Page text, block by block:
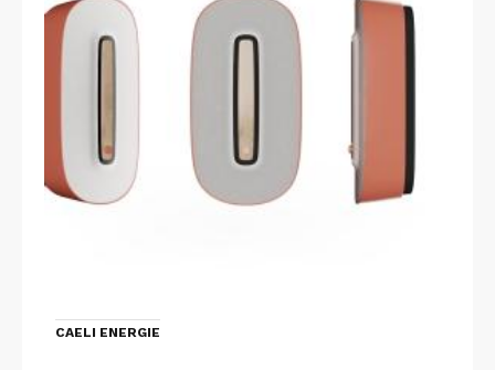
CAELI ENERGIE